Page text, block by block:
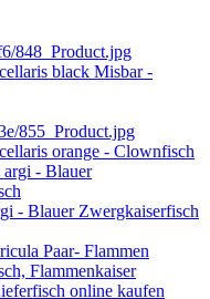
black Misbar -
orange - Clownfisch
- Blauer Zwergkaiserfisch
Paar- Flammen
Flammenkaiser